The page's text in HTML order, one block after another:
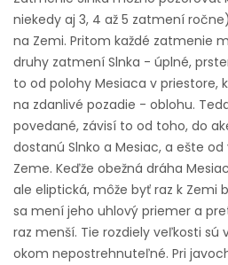
niekedy aj 3, 4 až 5 zatmení
na Zemi. Pritom každé zatmenie
druhy zatmení Slnka - úplné,
to od polohy Mesiaca v priestore,
na zdanlivé pozadie - oblohu.
povedané, závisí to od toho, do
dostanú Slnko a Mesiac, a ešte
Zeme. Keďže obežná dráha
ale eliptická, môže byť raz k Zemi
sa mení jeho uhlový priemer a
raz menší. Tie rozdiely veľkosti
okom nepostrehnuteľné. Pri